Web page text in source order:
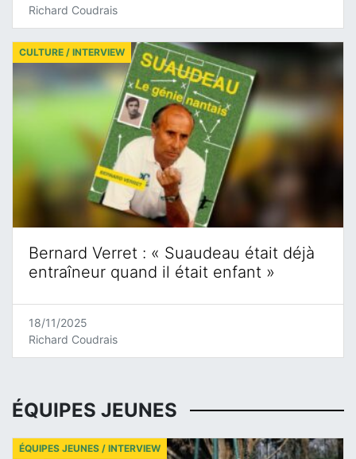
Richard Coudrais
Bernard Verret : « Suaudeau était déjà
entraîneur quand il était enfant »
CULTURE / INTERVIEW
18/11/2025
Richard Coudrais
ÉQUIPES JEUNES
ÉQUIPES JEUNES / INTERVIEW